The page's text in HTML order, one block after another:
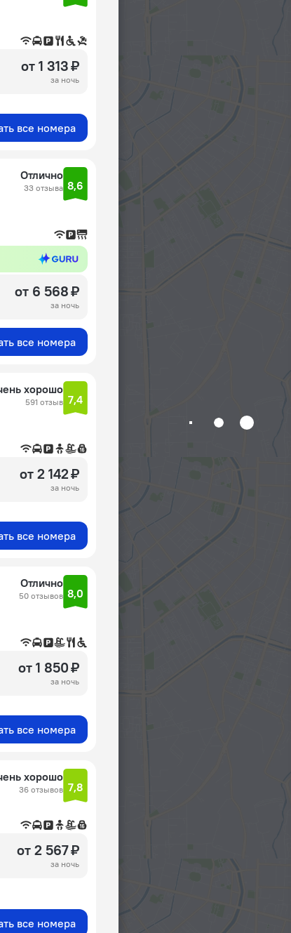
от 1 313 ₽
за ночь
все номера
Отлично
33 отзыва 8,6
от 6 568 ₽
за ночь
все номера
хорошо
591 отзыв 7,4
от 2 142 ₽
за ночь
все номера
Отлично
50 отзывов 8,0
от 1 850 ₽
за ночь
все номера
хорошо
36 отзывов 7,8
от 2 567 ₽
за ночь
все номера